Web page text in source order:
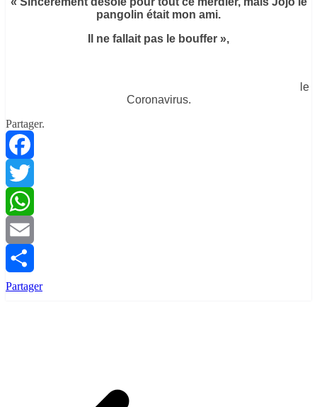
pangolin était mon ami.
Il ne fallait pas le bouffer »,
le
Coronavirus.
Partager.
Facebook
Twitter
WhatsApp
Email
Partager